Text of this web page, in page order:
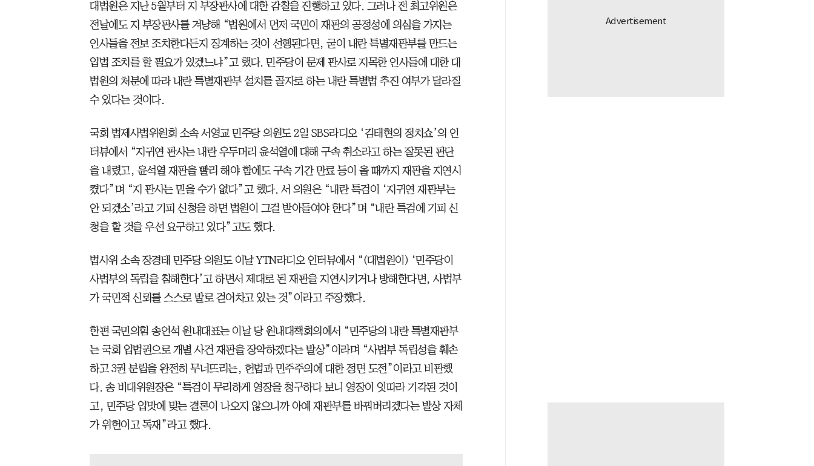
대법원은 지난 5월부터 지 부장판사에 대한 감찰을 진행하고 있다. 그러나 전 최고위원은
전날에도 지 부장판사를 겨냥해 “법원에서 먼저 국민이 재판의 공정성에 의심을 가지는
인사들을 전보 조치한다든지 징계하는 것이 선행된다면, 굳이 내란 특별재판부를 만드는
입법 조치를 할 필요가 있겠느냐”고 했다. 민주당이 문제 판사로 지목한 인사들에 대한 대
법원의 처분에 따라 내란 특별재판부 설치를 골자로 하는 내란 특별법 추진 여부가 달라질
수 있다는 것이다.
국회 법제사법위원회 소속 서영교 민주당 의원도 2일 SBS라디오 ‘김태현의 정치쇼’의 인
터뷰에서 “지귀연 판사는 내란 우두머리 윤석열에 대해 구속 취소라고 하는 잘못된 판단
을 내렸고, 윤석열 재판을 빨리 해야 함에도 구속 기간 만료 등이 올 때까지 재판을 지연시
켰다”며 “지 판사는 믿을 수가 없다”고 했다. 서 의원은 “내란 특검이 ‘지귀연 재판부는
안 되겠소’라고 기피 신청을 하면 법원이 그걸 받아들여야 한다”며 “내란 특검에 기피 신
청을 할 것을 우선 요구하고 있다”고도 했다.
법사위 소속 장경태 민주당 의원도 이날 YTN라디오 인터뷰에서 “(대법원이) ‘민주당이
사법부의 독립을 침해한다’고 하면서 제대로 된 재판을 지연시키거나 방해한다면, 사법부
가 국민적 신뢰를 스스로 발로 걷어차고 있는 것”이라고 주장했다.
한편 국민의힘 송언석 원내대표는 이날 당 원내대책회의에서 “민주당의 내란 특별재판부
는 국회 입법권으로 개별 사건 재판을 장악하겠다는 발상”이라며 “사법부 독립성을 훼손
하고 3권 분립을 완전히 무너뜨리는, 헌법과 민주주의에 대한 정면 도전”이라고 비판했
다. 송 비대위원장은 “특검이 무리하게 영장을 청구하다 보니 영장이 잇따라 기각된 것이
고, 민주당 입맛에 맞는 결론이 나오지 않으니까 아예 재판부를 바꿔버리겠다는 발상 자체
가 위헌이고 독재”라고 했다.